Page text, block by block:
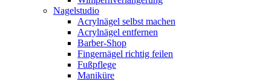
Nagelstudio
Acrylnägel selbst machen
Acrylnägel entfernen
Barber-Shop
Fingernägel richtig feilen
Fußpflege
Maniküre